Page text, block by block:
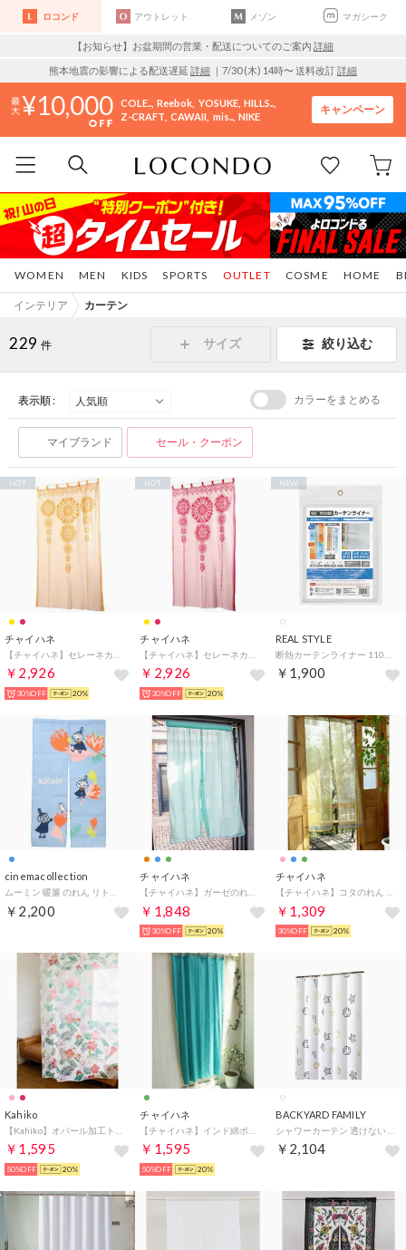
ロコンド アウトレット メゾン マガシーク
【お知らせ】お盆期間の営業・配送についてのご案内 詳細
熊本地震の影響による配送遅延 詳細 ｜7/30 (木) 14時〜 送料改訂詳細
10,000 COLE.. Reebok YOSUKE HILLS..
Z-CRAFT CAWAII mis.. NIKE
キャンペーン
WOMEN MEN KIDS SPORTS COSME HOME
OUTLET
インテリア カーテン
229 件 サイズ 絞り込む
表示順 : カラーをまとめる
マイブランド セール・クーポン
チャイハネ
￥2,926
HOT
30%OFF 20%
チャイハネ
￥2,926
HOT
30%OFF 20%
REAL STYLE
￥1,900
NEW
cinemacollection
￥2,200
チャイハネ
￥1,848
30%OFF 20%
チャイハネ
￥1,309
30%OFF 20%
Kahiko
￥1,595
50%OFF 20%
チャイハネ
￥1,595
50%OFF 20%
BACKYARD FAMILY
￥2,104